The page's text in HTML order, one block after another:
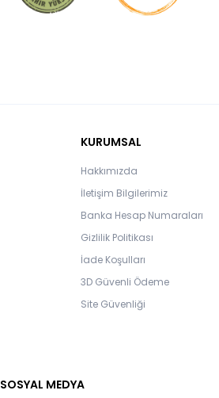
KURUMSAL
Hakkımızda
İletişim Bilgilerimiz
Banka Hesap Numaraları
Gizlilik Politikası
İade Koşulları
3D Güvenli Ödeme
Site Güvenliği
SOSYAL MEDYA